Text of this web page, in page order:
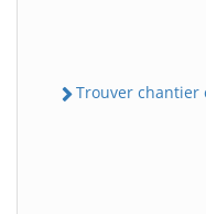
Trouver chantier